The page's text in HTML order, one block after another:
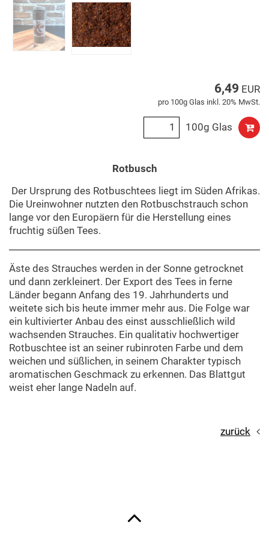
6,49 EUR
pro 100g Glas inkl. 20% MwSt.
100g Glas
Rotbusch
Der Ursprung des Rotbuschtees liegt im Süden Afrikas.
Die Ureinwohner nutzten den Rotbuschstrauch schon
lange vor den Europäern für die Herstellung eines
fruchtig süßen Tees.
Äste des Strauches werden in der Sonne getrocknet
und dann zerkleinert. Der Export des Tees in ferne
Länder begann Anfang des 19. Jahrhunderts und
weitete sich bis heute immer mehr aus. Die Folge war
ein kultivierter Anbau des einst ausschließlich wild
wachsenden Strauches. Ein qualitativ hochwertiger
Rotbuschtee ist an seiner rubinroten Farbe und dem
weichen und süßlichen, in seinem Charakter typisch
aromatischen Geschmack zu erkennen. Das Blattgut
weist eher lange Nadeln auf.
zurück